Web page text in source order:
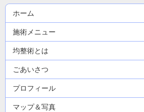
ホーム
施術メニュー
均整術とは
ごあいさつ
プロフィール
マップ＆写真